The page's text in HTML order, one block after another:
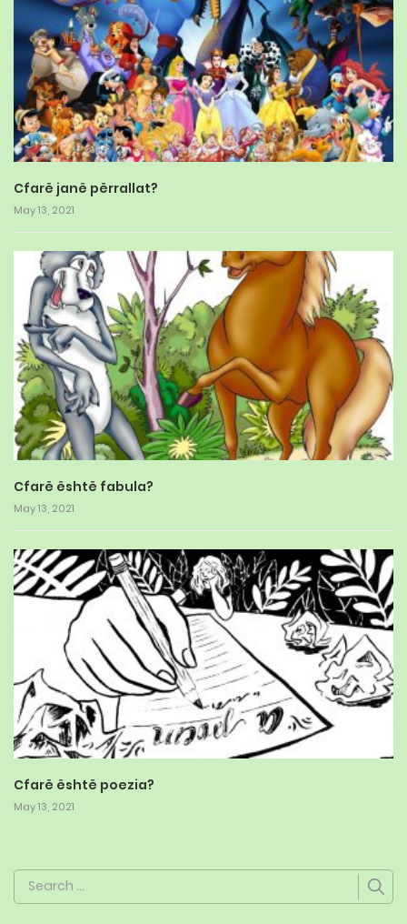
Cfarë janë përrallat?
May 13, 2021
Cfarë është fabula?
May 13, 2021
Cfarë është poezia?
May 13, 2021
Search
for: